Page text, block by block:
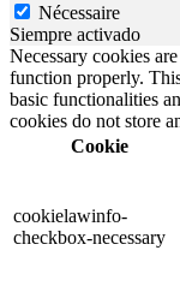
Nécessaire
Siempre activado
Necessary cookies
function properly.
basic functionalities
cookies do not store
Cookie
cookielawinfo-
checkbox-necessary